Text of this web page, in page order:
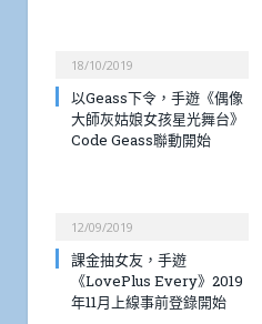
18/10/2019
以Geass下令，手遊《偶像
大師灰姑娘女孩星光舞台》
Code Geass聯動開始
12/09/2019
課金抽女友，手遊
《LovePlus Every》2019
年11月上線事前登錄開始